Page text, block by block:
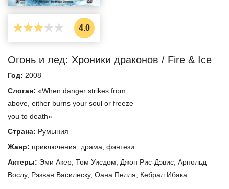
4.0
Огонь и лед: Хроники драконов / Fire & Ice
Год: 2008
Слоган: «When danger strikes from
above, either burns your soul or freeze
you to death»
Страна: Румыния
Жанр: приключения, драма, фэнтези
Актеры: Эми Акер, Том Уисдом, Джон Рис-Дэвис, Арнольд
Вослу, Рэзван Василеску, Оана Пелля, Кебрал Ибака